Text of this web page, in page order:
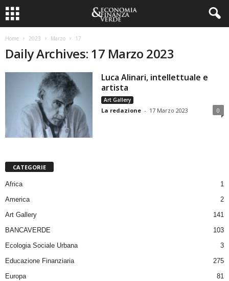
Home 2023 Marzo 17
Daily Archives: 17 Marzo 2023
Luca Alinari, intellettuale e
artista
Art Gallery
La redazione - 17 Marzo 2023 0
CATEGORIE
Africa
1
America
2
Art Gallery
141
BANCAVERDE
103
Ecologia Sociale Urbana
3
Educazione Finanziaria
275
Europa
81